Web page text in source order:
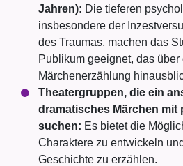
Jahren): Die tieferen
insbesondere der
des Traumas, machen das
Publikum geeignet, das über
Märchenerzählung
Theatergruppen, die ein
dramatisches Märchen
suchen: Es bietet die
Charaktere zu entwickeln
Geschichte zu erzählen.